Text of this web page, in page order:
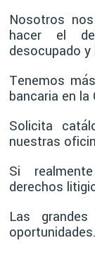
Nosotros
hacer el
desocupado
Tenemos
bancaria en la
Solicita
nuestras
Si
derechos
Las
oportunidades.